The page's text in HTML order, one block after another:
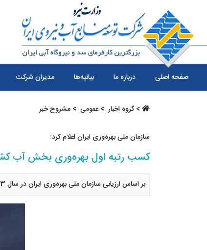
صفحه اصلی درباره ما بیانیه‌ها مدیران شرکت
> گروه اخبار ‏ > عمومی ‏ > مشروح خبر
سازمان ملی بهره‌وری ایران اعلام کرد:
کسب رتبه اول بهره‌وری بخش آب
بر اساس ارزیابی سازمان ملی بهره‌وری ایران در سال 1403، شرکت توسعه منابع آب و نیروی ایران موفق به کسب رتبه اول در بین شرکت‌های حوزه آب کشور شد.